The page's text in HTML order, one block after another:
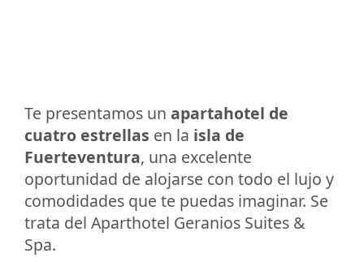
Te presentamos un apartahotel de
cuatro estrellas en la isla de
Fuerteventura, una excelente
oportunidad de alojarse con todo el lujo y
comodidades que te puedas imaginar. Se
trata del Aparthotel Geranios Suites &
Spa.